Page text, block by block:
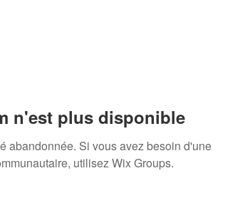
n'est plus disponible
abandonnée. Si vous avez besoin d'une
utilisez Wix Groups.